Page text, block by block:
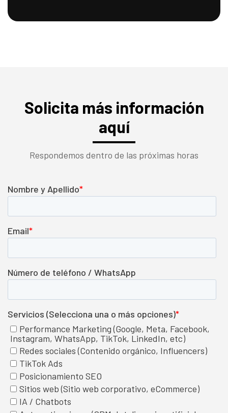
Solicita más información
aquí
Respondemos dentro de las próximas horas